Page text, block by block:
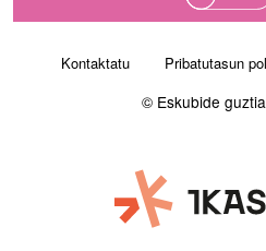
Kontaktatu Pribatutasun
© Eskubide